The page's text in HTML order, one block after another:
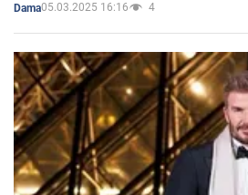
Dama05.03.2025 16:16 4